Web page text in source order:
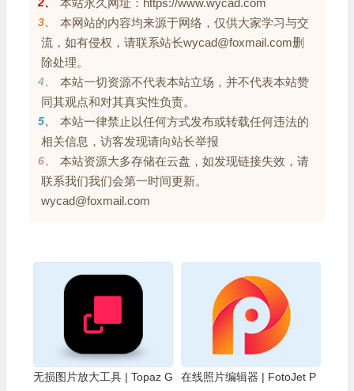
本站永久网址：https://www.wycad.com
3、
本网站的内容均来源于网络，仅供大家学习与交
流，如有侵权，请联系站长wycad@foxmail.com删
除处理。
4、
本站一切资源不代表本站立场，并不代表本站赞
同其观点和对其真实性负责。
5、
本站一律禁止以任何方式发布或转载任何违法的
相关信息，访客发现请向站长举报
6、
本站资源大多存储在云盘，如发现链接失效，请
联系我们我们会第一时间更新。
wycad@foxmail.com
无损图片放大工具 | Topaz G
在线照片编辑器 | FotoJet P